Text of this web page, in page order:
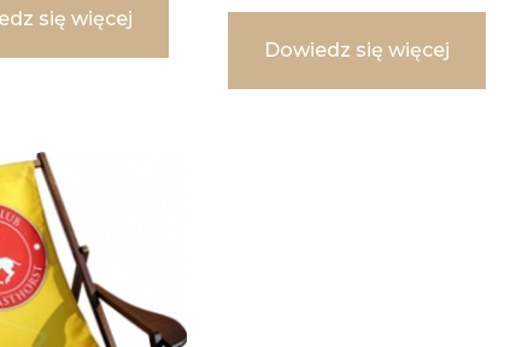
się więcej
Dowiedz się więcej